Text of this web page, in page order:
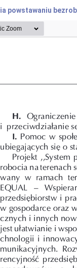
powstawaniu